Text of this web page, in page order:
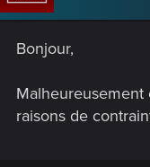
Bonjour,
Malheureusement
raisons de